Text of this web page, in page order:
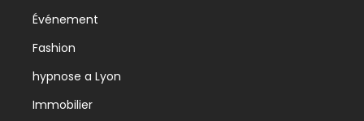
Événement
Fashion
hypnose a Lyon
Immobilier